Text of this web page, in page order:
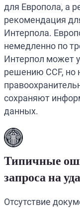
для Европола, а
рекомендация
Интерпола.
немедленно по
Интерпол может
решению CCF, но
сохраняют
данных.
Типичные
запроса на
Отсутствие